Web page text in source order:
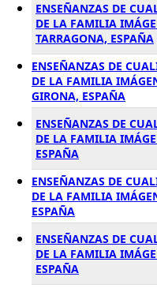
ENSEÑANZAS DE
DE LA FAMILIA
TARRAGONA, ESPAÑA
ENSEÑANZAS DE
DE LA FAMILIA
GIRONA, ESPAÑA
ENSEÑANZAS DE
DE LA FAMILIA
ESPAÑA
ENSEÑANZAS DE
DE LA FAMILIA
ESPAÑA
ENSEÑANZAS DE
DE LA FAMILIA
ESPAÑA